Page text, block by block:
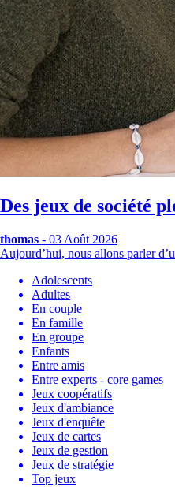
Des jeux de société
thomas - 03 Août 2026
Aujourd’hui, nous allons parler
Adolescents
Adultes
En couple
En famille
En groupe
Enfants
Entre amis
Entre experts - core games
Jeux coopératifs
Jeux d'ambiance
Jeux d'enquête
Jeux de cartes
Jeux de gestion
Jeux de stratégie
Top jeux